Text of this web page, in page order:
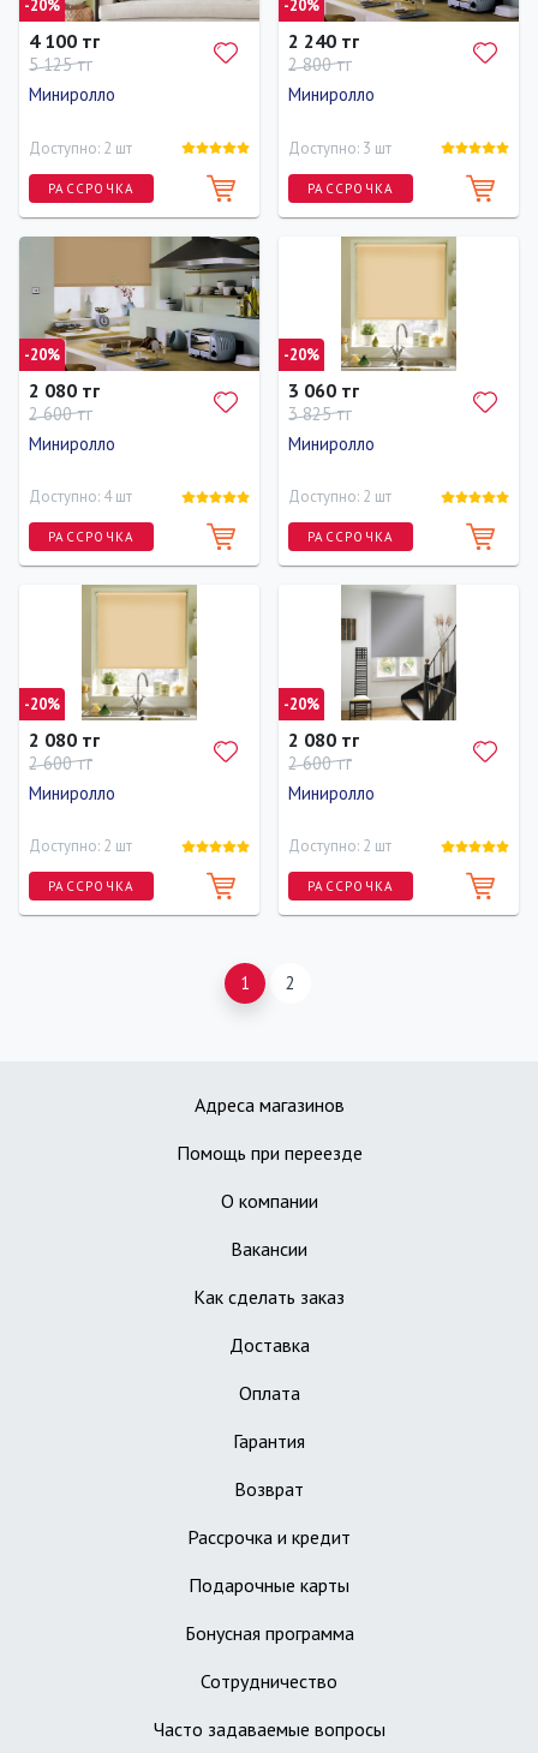
-20%
4 100 тг
5 125 тг
Миниролло
Доступно: 2 шт
РАССРОЧКА
Ширина
73 см
Высота
170 см
-20%
2 240 тг
2 800 тг
Миниролло
Доступно: 3 шт
РАССРОЧКА
Ширина Высота
170 см
-20%
2 080 тг
2 600 тг
Миниролло
Доступно: 4 шт
РАССРОЧКА
Ширина Высота
170 см
-20%
3 060 тг
3 825 тг
Миниролло
Доступно: 2 шт
РАССРОЧКА
Ширина
170 см
-20%
2 080 тг
2 600 тг
Миниролло
Доступно: 2 шт
РАССРОЧКА
170 см
-20%
2 080 тг
2 600 тг
Миниролло
Доступно: 2 шт
РАССРОЧКА
170 см
1 2
Адреса магазинов
Помощь при переезде
О компании
Вакансии
Как сделать заказ
Доставка
Оплата
Гарантия
Возврат
Рассрочка и кредит
Подарочные карты
Бонусная программа
Сотрудничество
Часто задаваемые вопросы